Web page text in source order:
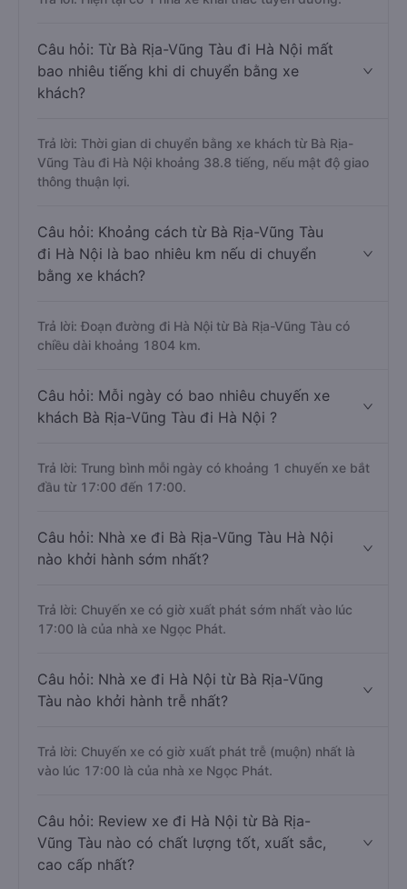
Câu hỏi: Từ Bà Rịa-Vũng Tàu đi Hà Nội mất
bao nhiêu tiếng khi di chuyển bằng xe
khách?
Trả lời: Thời gian di chuyển bằng xe khách từ Bà Rịa-
Vũng Tàu đi Hà Nội khoảng 38.8 tiếng, nếu mật độ giao
thông thuận lợi.
Câu hỏi: Khoảng cách từ Bà Rịa-Vũng Tàu
đi Hà Nội là bao nhiêu km nếu di chuyển
bằng xe khách?
Trả lời: Đoạn đường đi Hà Nội từ Bà Rịa-Vũng Tàu có
chiều dài khoảng 1804 km.
Câu hỏi: Mỗi ngày có bao nhiêu chuyến xe
khách Bà Rịa-Vũng Tàu đi Hà Nội ?
Trả lời: Trung bình mỗi ngày có khoảng 1 chuyến xe bắt
đầu từ 17:00 đến 17:00.
Câu hỏi: Nhà xe đi Bà Rịa-Vũng Tàu Hà Nội
nào khởi hành sớm nhất?
Trả lời: Chuyến xe có giờ xuất phát sớm nhất vào lúc
17:00 là của nhà xe Ngọc Phát.
Câu hỏi: Nhà xe đi Hà Nội từ Bà Rịa-Vũng
Tàu nào khởi hành trễ nhất?
Trả lời: Chuyến xe có giờ xuất phát trễ (muộn) nhất là
vào lúc 17:00 là của nhà xe Ngọc Phát.
Câu hỏi: Review xe đi Hà Nội từ Bà Rịa-
Vũng Tàu nào có chất lượng tốt, xuất sắc,
cao cấp nhất?